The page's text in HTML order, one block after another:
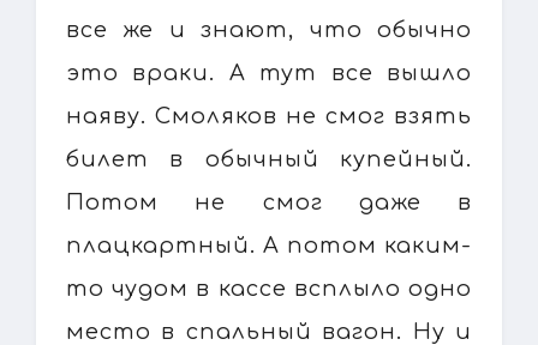
все же и знают, что обычно
это враки. А тут все вышло
наяву. Смоляков не смог взять
билет в обычный купейный.
Потом не смог даже в
плацкартный. А потом каким-
то чудом в кассе всплыло одно
место в спальный вагон. Ну и